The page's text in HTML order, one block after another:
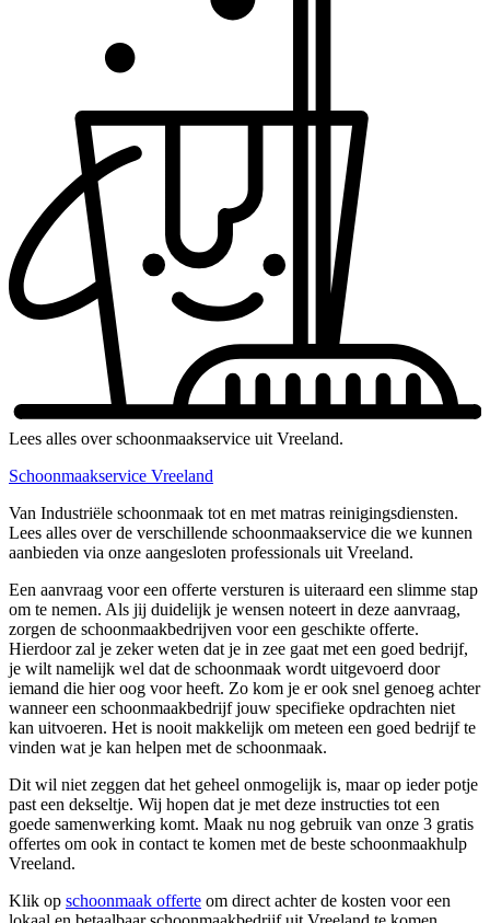
Lees alles over schoonmaakservice uit Vreeland.
Schoonmaakservice Vreeland
Van Industriële schoonmaak tot en met matras reinigingsdiensten.
Lees alles over de verschillende schoonmaakservice die we kunnen
aanbieden via onze aangesloten professionals uit Vreeland.
Een aanvraag voor een offerte versturen is uiteraard een slimme stap
om te nemen. Als jij duidelijk je wensen noteert in deze aanvraag,
zorgen de schoonmaakbedrijven voor een geschikte offerte.
Hierdoor zal je zeker weten dat je in zee gaat met een goed bedrijf,
je wilt namelijk wel dat de schoonmaak wordt uitgevoerd door
iemand die hier oog voor heeft. Zo kom je er ook snel genoeg achter
wanneer een schoonmaakbedrijf jouw specifieke opdrachten niet
kan uitvoeren. Het is nooit makkelijk om meteen een goed bedrijf te
vinden wat je kan helpen met de schoonmaak.
Dit wil niet zeggen dat het geheel onmogelijk is, maar op ieder potje
past een dekseltje. Wij hopen dat je met deze instructies tot een
goede samenwerking komt. Maak nu nog gebruik van onze 3 gratis
offertes om ook in contact te komen met de beste schoonmaakhulp
Vreeland.
Klik op schoonmaak offerte om direct achter de kosten voor een